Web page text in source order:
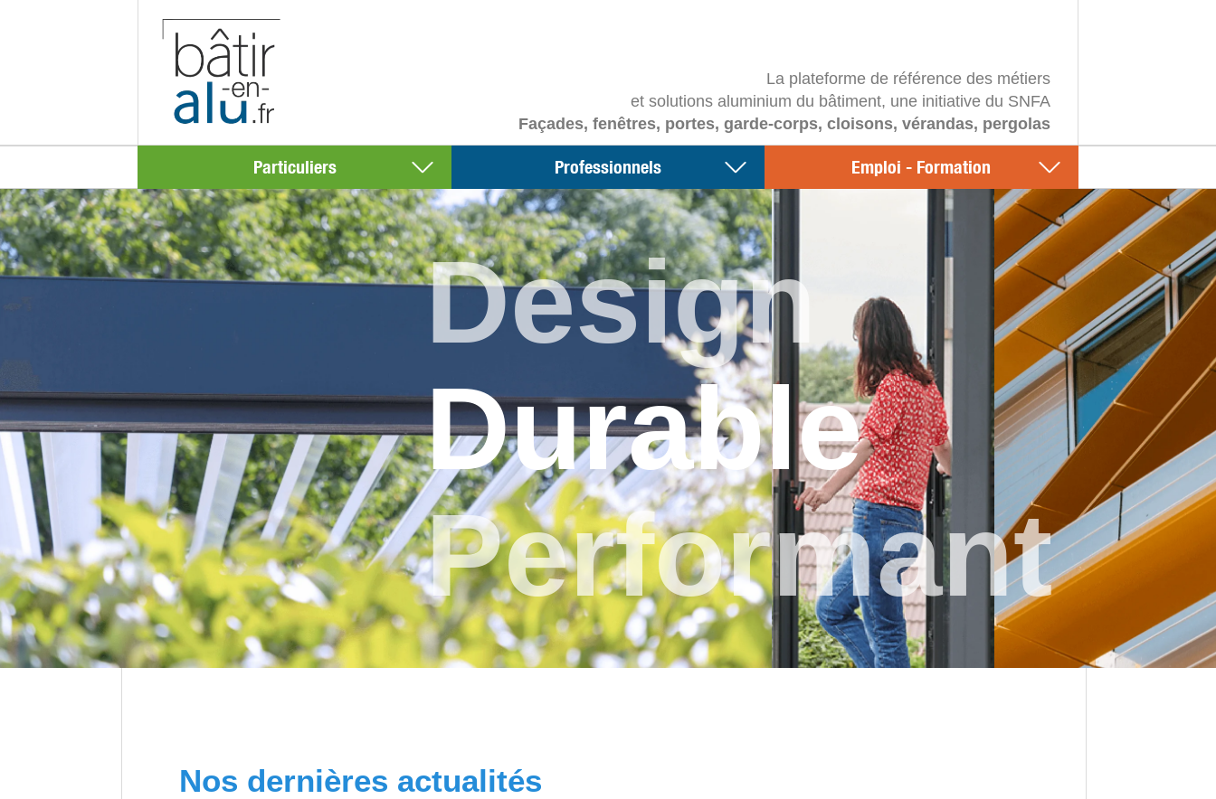
La plateforme de référence des métiers
et solutions aluminium du bâtiment, une initiative du SNFA
Façades, fenêtres, portes, garde-corps, cloisons, vérandas, pergolas
Particuliers Professionnels Emploi - Formation
Design
Durable
Performant
Nos dernières actualités